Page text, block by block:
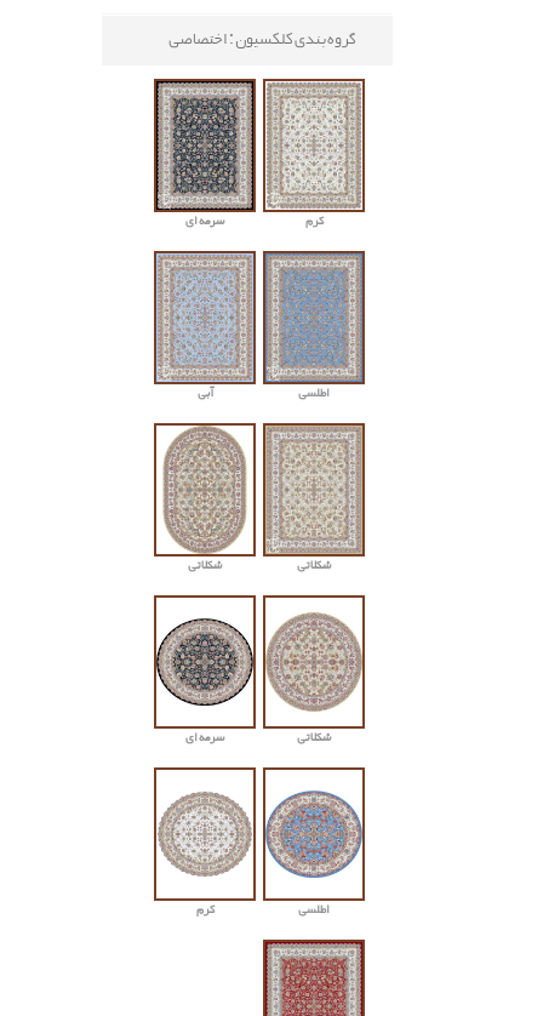
گروه بندی کلکسیون : اختصاصی
کرم سرمه ای
اطلسی آبی
شکلاتی شکلاتی
شکلاتی سرمه ای
اطلسی کرم